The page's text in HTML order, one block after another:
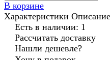
В корзине
Характеристики Описание
Есть в наличии: 1
Рассчитать доставку
Нашли дешевле?